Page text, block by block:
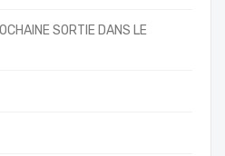
SORTIE DANS LE